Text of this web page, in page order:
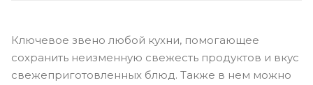
Ключевое звено любой кухни, помогающее
сохранить неизменную свежесть продуктов и вкус
свежеприготовленных блюд. Также в нем можно